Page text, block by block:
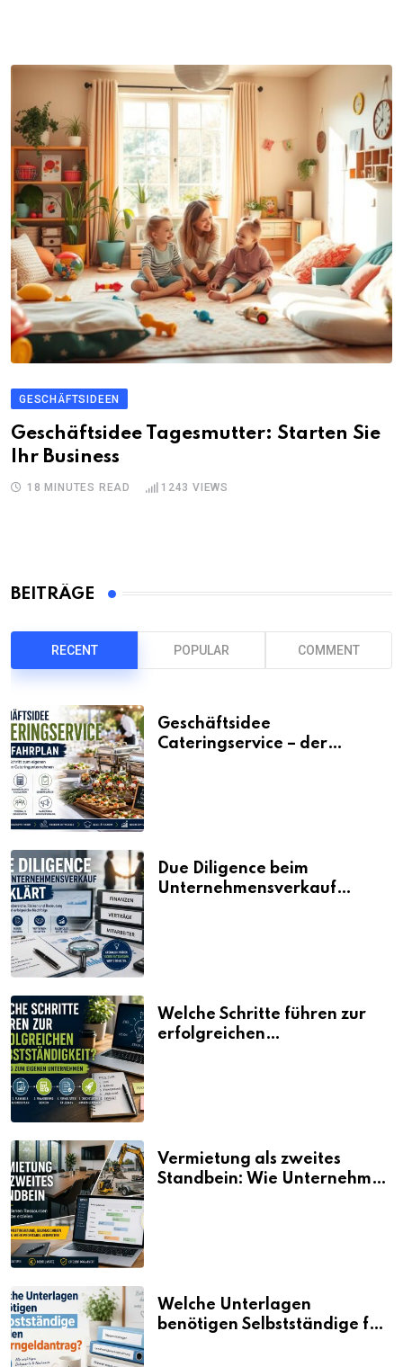
GESCHÄFTSIDEEN
Geschäftsidee Tagesmutter: Starten Sie
Ihr Business
18 MINUTES READ 1243 VIEWS
BEITRÄGE
RECENT POPULAR COMMENT
Geschäftsidee
Cateringservice – der
Due Diligence beim
Unternehmensverkauf
Welche Schritte führen zur
erfolgreichen
Vermietung als zweites
Standbein: Wie Unternehmen
Welche Unterlagen
benötigen Selbstständige für